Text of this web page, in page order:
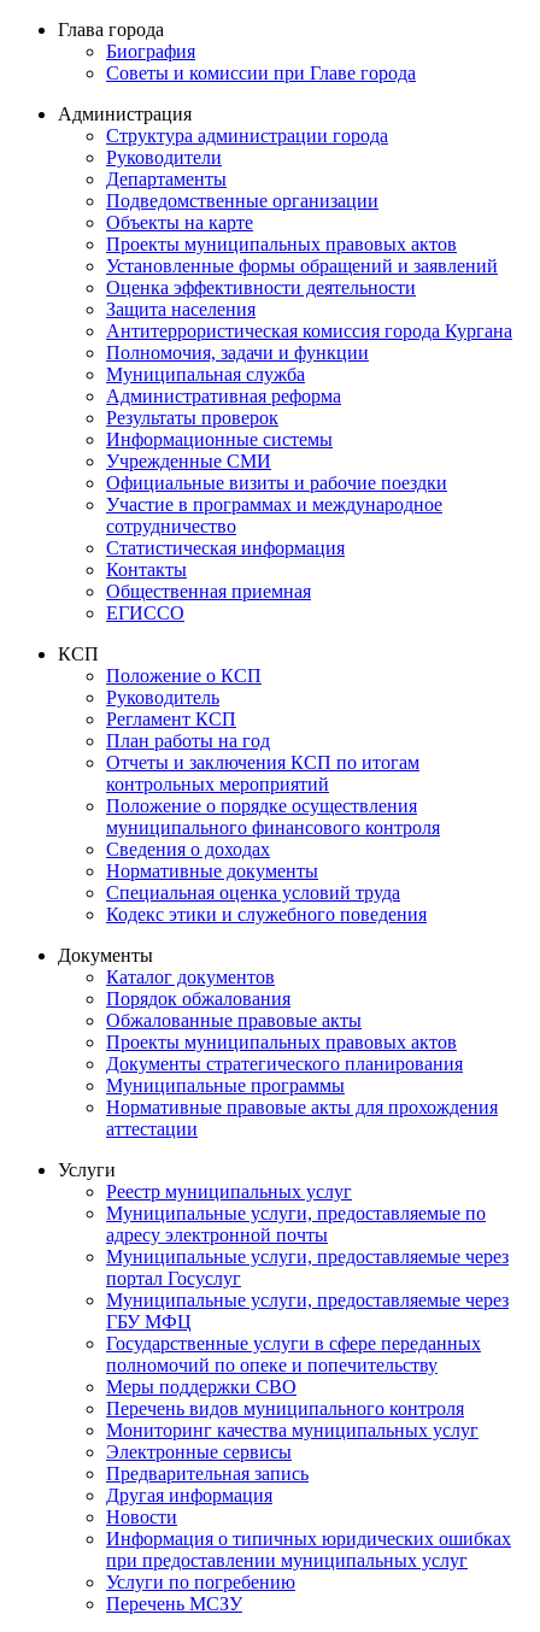
Глава города
Биография
Советы и комиссии при Главе города
Администрация
Структура администрации города
Руководители
Департаменты
Подведомственные организации
Объекты на карте
Проекты муниципальных правовых актов
Установленные формы обращений и заявлений
Оценка эффективности деятельности
Защита населения
Антитеррористическая комиссия города Кургана
Полномочия, задачи и функции
Муниципальная служба
Административная реформа
Результаты проверок
Информационные системы
Учрежденные СМИ
Официальные визиты и рабочие поездки
Участие в программах и международное
сотрудничество
Статистическая информация
Контакты
Общественная приемная
ЕГИССО
КСП
Положение о КСП
Руководитель
Регламент КСП
План работы на год
Отчеты и заключения КСП по итогам
контрольных мероприятий
Положение о порядке осуществления
муниципального финансового контроля
Сведения о доходах
Нормативные документы
Специальная оценка условий труда
Кодекс этики и служебного поведения
Документы
Каталог документов
Порядок обжалования
Обжалованные правовые акты
Проекты муниципальных правовых актов
Документы стратегического планирования
Муниципальные программы
Нормативные правовые акты для прохождения
аттестации
Услуги
Реестр муниципальных услуг
Муниципальные услуги, предоставляемые по
адресу электронной почты
Муниципальные услуги, предоставляемые через
портал Госуслуг
Муниципальные услуги, предоставляемые через
ГБУ МФЦ
Государственные услуги в сфере переданных
полномочий по опеке и попечительству
Меры поддержки СВО
Перечень видов муниципального контроля
Мониторинг качества муниципальных услуг
Электронные сервисы
Предварительная запись
Другая информация
Новости
Информация о типичных юридических ошибках
при предоставлении муниципальных услуг
Услуги по погребению
Перечень МСЗУ